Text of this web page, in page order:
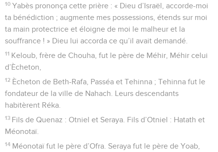
10 Yabès prononça cette prière : « Dieu d’Israël, accorde-moi
ta bénédiction ; augmente mes possessions, étends sur moi
ta main protectrice et éloigne de moi le malheur et la
souffrance ! » Dieu lui accorda ce qu’il avait demandé.
11 Keloub, frère de Chouha, fut le père de Méhir, Méhir celui
d’Ècheton,
12 Ècheton de Beth-Rafa, Passéa et Tehinna ; Tehinna fut le
fondateur de la ville de Nahach. Leurs descendants
habitèrent Réka.
13 Fils de Quenaz : Otniel et Seraya. Fils d’Otniel : Hatath et
Méonotaï.
14 Méonotaï fut le père d’Ofra. Seraya fut le père de Yoab,